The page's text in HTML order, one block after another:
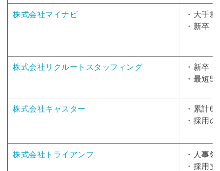
株式会社マイナビ
・大手
・新卒
株式会社リクルートスタッフィング
・新卒
・最短5
株式会社キャスター
・累計
・採用
株式会社トライアンフ
・人事
・採用
ン
はこちら
簡単10秒！無料会員
取り組みなどを取材したイ
ビュー記事が読める
ートが届く
採用に役立つ記事・資料が